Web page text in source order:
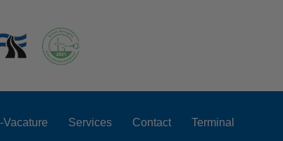
Vacature Services Contact Terminal